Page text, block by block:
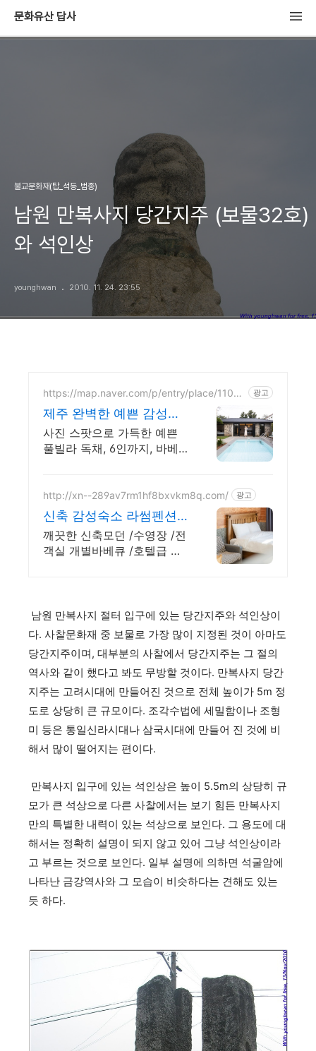
문화유산 답사
불교문화재(탑_석등_범종)
남원 만복사지 당간지주 (보물32호)
와 석인상
younghwan 2010. 11. 24. 23:55
https://map.naver.com/p/entry/place/11049
광고
제주 완벽한 예쁜 감성풀
빌라 대문을 여는 순간 예
쁨 가득
사진 스팟으로 가득한 예쁜
풀빌라 독채, 6인까지, 바베
새로오픈한 신상 풀빌라, 5성
호텔급 시설 인테리어
http://xn--289av7rm1hf8bxvkm8q.com/ 광고
신축 감성숙소 라썸펜션
수영장 바베큐 스파펜션
깨끗한 신축모던 /수영장 /전
객실 개별바베큐 /호텔급 침
남원 만복사지 절터 입구에 있는 당간지주와 석인상이
다. 사찰문화재 중 보물로 가장 많이 지정된 것이 아마도
당간지주이며, 대부분의 사찰에서 당간지주는 그 절의
역사와 같이 했다고 봐도 무방할 것이다. 만복사지 당간
지주는 고려시대에 만들어진 것으로 전체 높이가 5m 정
도로 상당히 큰 규모이다. 조각수법에 세밀함이나 조형
미 등은 통일신라시대나 삼국시대에 만들어 진 것에 비
해서 많이 떨어지는 편이다.
만복사지 입구에 있는 석인상은 높이 5.5m의 상당히 규
모가 큰 석상으로 다른 사찰에서는 보기 힘든 만복사지
만의 특별한 내력이 있는 석상으로 보인다. 그 용도에 대
해서는 정확히 설명이 되지 않고 있어 그냥 석인상이라
고 부르는 것으로 보인다. 일부 설명에 의하면 석굴암에
나타난 금강역사와 그 모습이 비슷하다는 견해도 있는
듯 하다.